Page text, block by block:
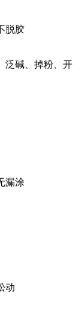
脱胶
泛碱、掉粉、开
漏涂
动